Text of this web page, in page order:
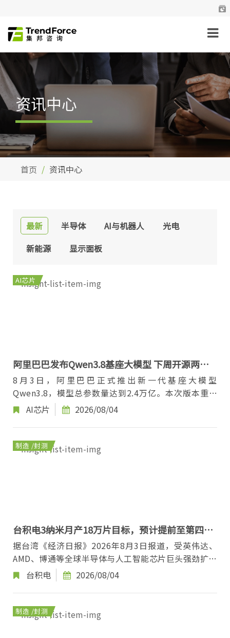
资讯中心
首页 资讯中心
最新 半导体 AI与机器人
光电
新能源
显示面板
AI芯片
阿里巴巴发布Qwen3.8基座大模型 下周开源两款
旗舰模型
8月3日，阿里巴巴正式推出新一代基座大模型
Qwen3.8，模型总参数量达到2.4万亿。本次版本重点
强化编程（Coding）与专业办公（Cowork）两大方向
AI芯片 2026/08/04
制造 /封测
台积电3纳米月产18万片目标，预计提前至第四季
初达标
据台湾《经济日报》2026年8月3日报道，受英伟达、
AMD、博通等全球半导体与人工智能芯片巨头强劲扩产
需求的拉动，台积电3纳米先进制程产能持续供不应
台积电 2026/08/04
制造 /封测